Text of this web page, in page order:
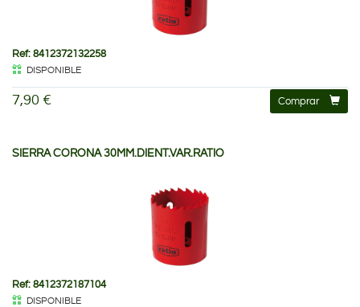
Ref: 8412372132258
DISPONIBLE
7,90 € Comprar
SIERRA CORONA 30MM.DIENT.VAR.RATIO
Ref: 8412372187104
DISPONIBLE